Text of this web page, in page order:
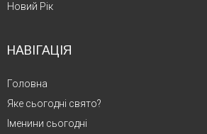
Новий Рік
НАВІГАЦІЯ
Головна
Яке сьогодні свято?
Іменини сьогодні